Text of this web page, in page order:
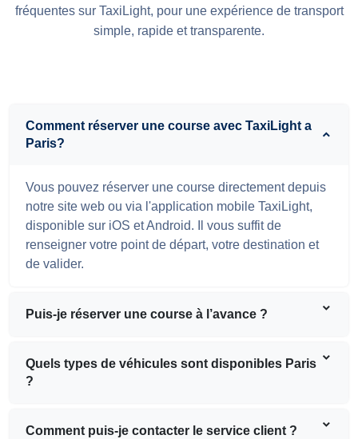
fréquentes sur TaxiLight, pour une expérience de transport
simple, rapide et transparente.
Comment réserver une course avec TaxiLight a
Paris?
Vous pouvez réserver une course directement depuis
notre site web ou via l'application mobile TaxiLight,
disponible sur iOS et Android. Il vous suffit de
renseigner votre point de départ, votre destination et
de valider.
Puis-je réserver une course à l’avance ?
Quels types de véhicules sont disponibles Paris
?
Comment puis-je contacter le service client ?